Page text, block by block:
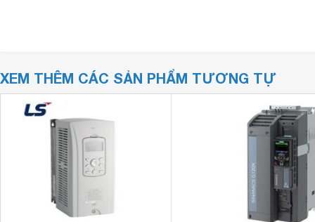
XEM THÊM CÁC SẢN PHẨM TƯƠNG TỰ